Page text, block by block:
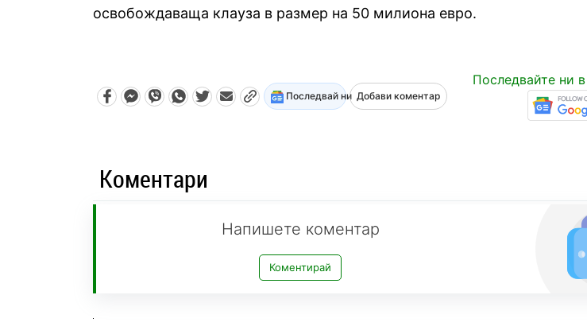
освобождаваща клауза в размер на 50 милиона евро.
Последвай ни Добави коментар
Последвайте ни
Коментари
Напишете коментар
Коментирай